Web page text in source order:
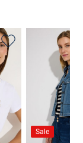
Sale